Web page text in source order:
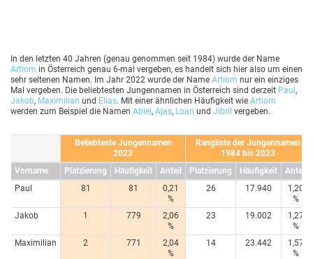
In den letzten 40 Jahren (genau genommen seit 1984) wurde der Name
Artiom in Österreich genau 6-mal vergeben, es handelt sich hier also um einen
sehr seltenen Namen. Im Jahr 2022 wurde der Name Artiom nur ein einziges
Mal vergeben. Die beliebtesten Jungennamen in Österreich sind derzeit Paul,
Jakob, Maximilian und Elias. Mit einer ähnlichen Häufigkeit wie Artiom
werden zum Beispiel die Namen Abiel, Ajas, Loan und Jibril vergeben.
Beliebteste Jungennamen
2023
Rangliste der Jungennamen
1984 bis 2023
Vorname
Platzierung Häufigkeit Anteil Platzierung Häufigkeit
Anteil
Paul
81 81
0,21
%
26 17.940
1,20
%
Jakob
1 779
2,06
%
23 19.002
1,27
%
Maximilian
2 771
2,04
%
14 23.442
1,57
%